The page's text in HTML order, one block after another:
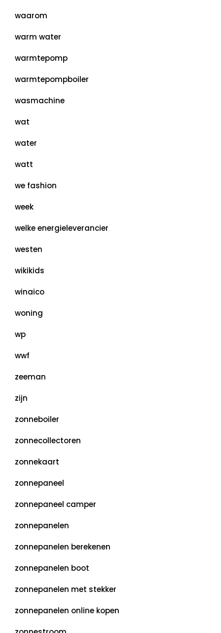
waarom
warm water
warmtepomp
warmtepompboiler
wasmachine
wat
water
watt
we fashion
week
welke energieleverancier
westen
wikikids
winaico
woning
wp
wwf
zeeman
zijn
zonneboiler
zonnecollectoren
zonnekaart
zonnepaneel
zonnepaneel camper
zonnepanelen
zonnepanelen berekenen
zonnepanelen boot
zonnepanelen met stekker
zonnepanelen online kopen